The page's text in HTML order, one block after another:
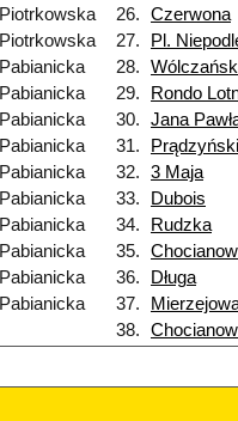
Piotrkowska
26. Czerwona
Piotrkowska
27. Pl.
Pabianicka
28.
Pabianicka
29. Rondo
Pabianicka
30. Jana Pawła
Pabianicka
31.
Pabianicka
32. 3 Maja
Pabianicka
33. Dubois
Pabianicka
34. Rudzka
Pabianicka
35.
Pabianicka
36. Długa
Pabianicka
37.
38.